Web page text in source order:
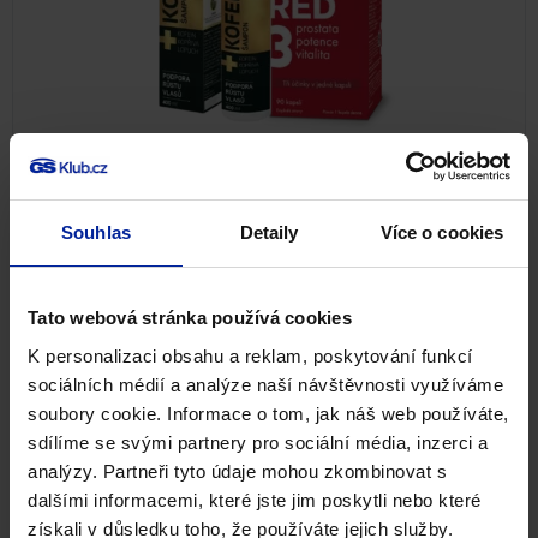
Souhlas Detaily Více o cookies
Tato webová stránka používá cookies
K personalizaci obsahu a reklam, poskytování funkcí
sociálních médií a analýze naší návštěvnosti využíváme
soubory cookie. Informace o tom, jak náš web používáte,
sdílíme se svými partnery pro sociální média, inzerci a
analýzy. Partneři tyto údaje mohou zkombinovat s
dalšími informacemi, které jste jim poskytli nebo které
získali v důsledku toho, že používáte jejich služby.
Výhodné balíčky
697Kč Skladem
NA 3 MĚSÍCE